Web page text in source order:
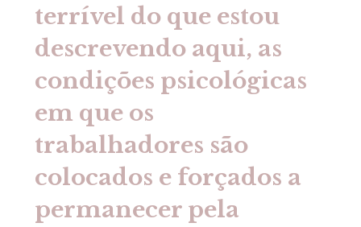
terrível do que estou
descrevendo aqui, as
condições psicológicas
em que os
trabalhadores são
colocados e forçados a
permanecer pela